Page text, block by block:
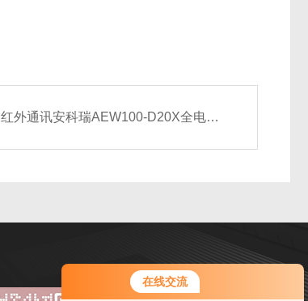
在线交流
红外通讯安科瑞AEW100-D20X全电参量测量无线模块